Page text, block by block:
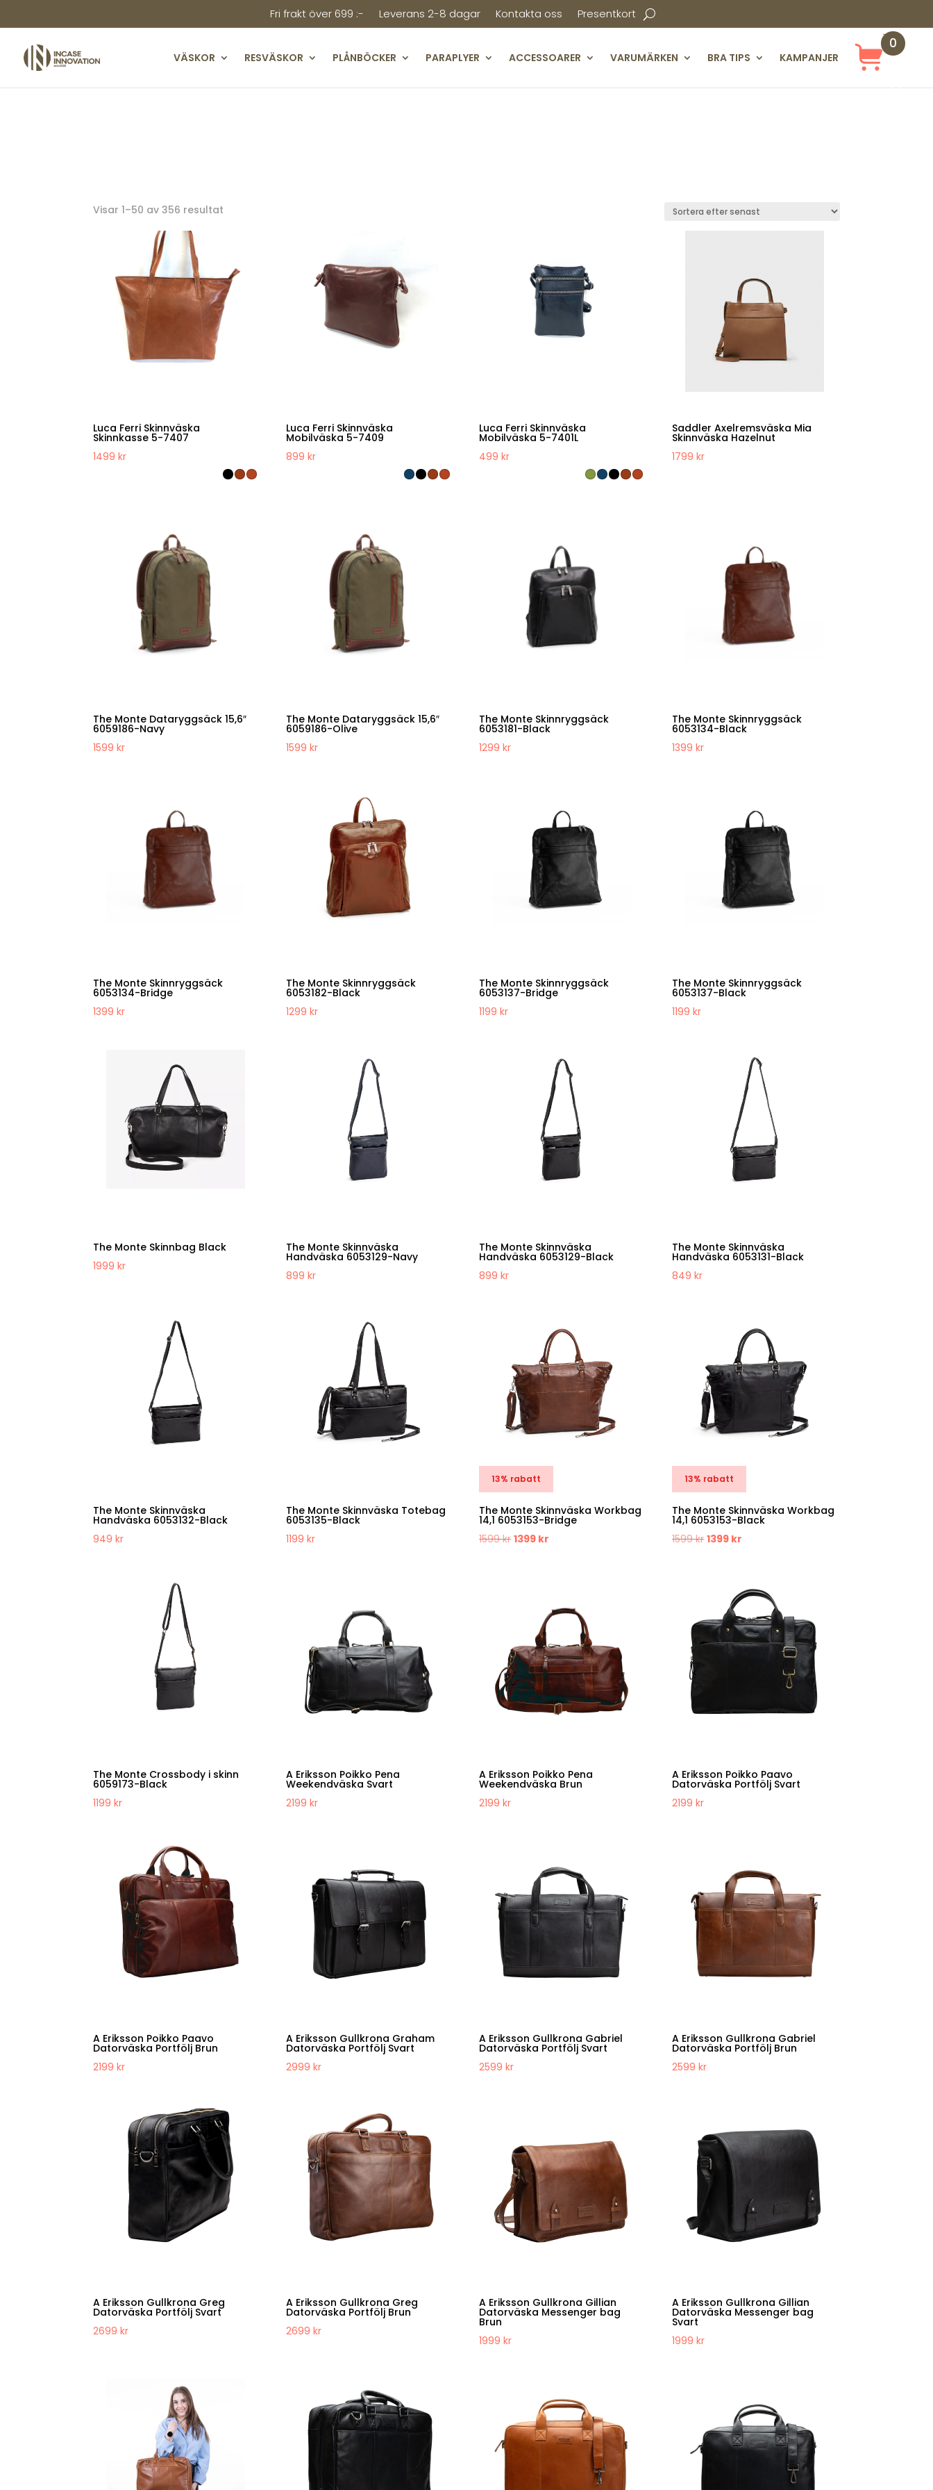
Fri frakt över 699 :- Leverans 2-8 dagar Kontakta oss Presentkort
VÄSKOR RESVÄSKOR PLÅNBÖCKER PARAPLYER ACCESSOARER VARUMÄRKEN BRA TIPS KAMPANJER
0
ekt
Visar 1–50 av 356 resultat
Luca Ferri Skinnväska
Skinnkasse 5-7407
1499kr
Luca Ferri Skinnväska
Mobilväska 5-7409
899kr
Luca Ferri Skinnväska
Mobilväska 5-7401L
499kr
Saddler Axelremsväska Mia
Skinnväska Hazelnut
1799kr
The Monte Dataryggsäck 15,6″
6059186-Navy
1599kr
The Monte Dataryggsäck 15,6″
6059186-Olive
1599kr
The Monte Skinnryggsäck
6053181-Black
1299kr
The Monte Skinnryggsäck
6053134-Black
1399kr
The Monte Skinnryggsäck
6053134-Bridge
1399kr
The Monte Skinnryggsäck
6053182-Black
1299kr
The Monte Skinnryggsäck
6053137-Bridge
1199kr
The Monte Skinnryggsäck
6053137-Black
1199kr
The Monte Skinnbag Black
1999kr
The Monte Skinnväska
Handväska 6053129-Navy
899kr
The Monte Skinnväska
Handväska 6053129-Black
899kr
The Monte Skinnväska
Handväska 6053131-Black
849kr
The Monte Skinnväska
Handväska 6053132-Black
949kr
The Monte Skinnväska Totebag
6053135-Black
1199kr
13% rabatt
The Monte Skinnväska Workbag
14,1 6053153-Bridge
1599krDet
1399 kr
1399 kr.
13% rabatt
The Monte Skinnväska Workbag
14,1 6053153-Black
1599kr Det
1599 kr.
1399 kr
är:
1399 kr.
The Monte Crossbody i skinn
6059173-Black
1199kr
A Eriksson Poikko Pena
Weekendväska Svart
2199kr
A Eriksson Poikko Pena
Weekendväska Brun
2199kr
A Eriksson Poikko Paavo
Datorväska Portfölj Svart
2199kr
A Eriksson Poikko Paavo
Datorväska Portfölj Brun
2199kr
A Eriksson Gullkrona Graham
Datorväska Portfölj Svart
2999kr
A Eriksson Gullkrona Gabriel
Datorväska Portfölj Svart
2599kr
A Eriksson Gullkrona Gabriel
Datorväska Portfölj Brun
2599kr
A Eriksson Gullkrona Greg
Datorväska Portfölj Svart
2699kr
A Eriksson Gullkrona Greg
Datorväska Portfölj Brun
2699kr
A Eriksson Gullkrona Gillian
Datorväska Messenger bag
Brun
1999kr
A Eriksson Gullkrona Gillian
Datorväska Messenger bag
Svart
1999kr